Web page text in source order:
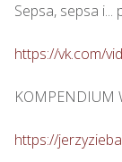
Sepsa, sepsa i...
https://vk.com/
KOMPENDIUM
https://